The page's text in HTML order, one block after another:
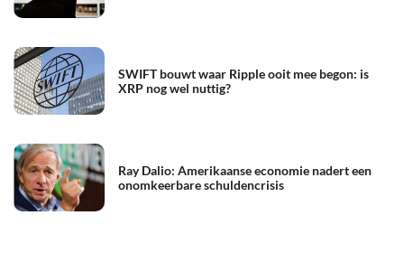
SWIFT bouwt waar Ripple ooit mee begon: is
XRP nog wel nuttig?
Ray Dalio: Amerikaanse economie nadert een
onomkeerbare schuldencrisis